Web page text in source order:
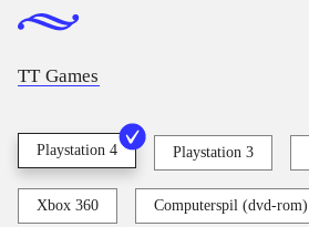
TT Games
Playstation 4 Playstation 3
Xbox 360 Computerspil (dvd-rom)